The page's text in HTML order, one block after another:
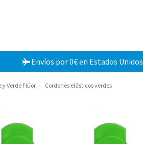
Envíos por 0€en Estados Unidos
y Verde Flúor Cordones elásticos verdes